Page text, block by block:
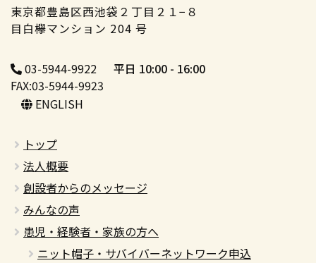
東京都豊島区西池袋２丁目２１−８
目白欅マンション 204 号
03-5944-9922
平日 10:00 - 16:00
FAX:03-5944-9923
ENGLISH
トップ
法人概要
創設者からのメッセージ
みんなの声
患児・経験者・家族の方へ
ニット帽子・サバイバーネットワーク申込